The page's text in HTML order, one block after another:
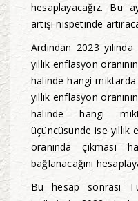
hesaplayacağız. Bu
artışı nispetinde
Ardından 2023
yıllık enflasyon
halinde hangi miktarda
yıllık enflasyon
halinde hangi
üçüncüsünde ise yıllık
oranında çıkması
bağlanacağını
Bu hesap sonrası